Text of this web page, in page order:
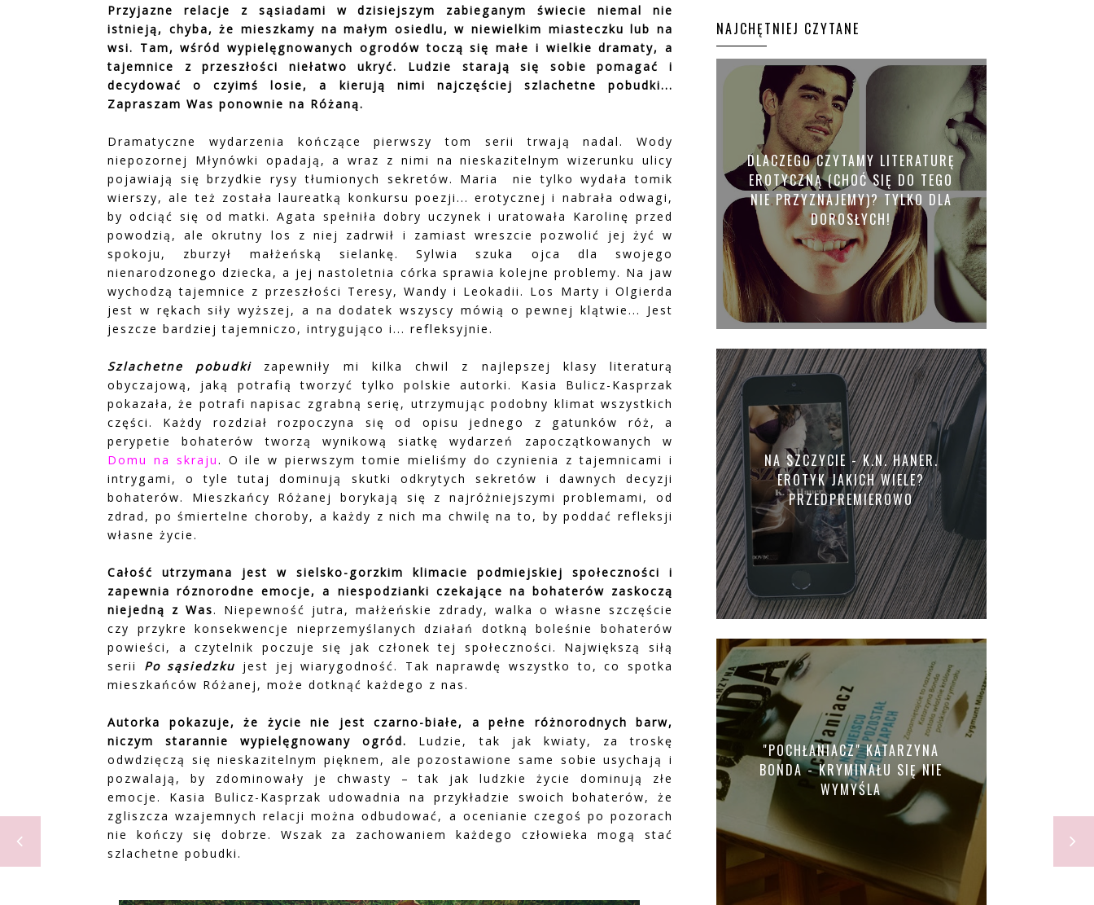
Przyjazne relacje z sąsiadami w dzisiejszym zabieganym świecie niemal nie
istnieją, chyba, że mieszkamy na małym osiedlu, w niewielkim miasteczku lub na
wsi. Tam, wśród wypielęgnowanych ogrodów toczą się małe i wielkie dramaty, a
tajemnice z przeszłości niełatwo ukryć. Ludzie starają się sobie pomagać i
decydować o czyimś losie, a kierują nimi najczęściej szlachetne pobudki...
Zapraszam Was ponownie na Różaną.
Dramatyczne wydarzenia kończące pierwszy tom serii trwają nadal. Wody
niepozornej Młynówki opadają, a wraz z nimi na nieskazitelnym wizerunku ulicy
pojawiają się brzydkie rysy tłumionych sekretów. Maria nie tylko wydała tomik
wierszy, ale też została laureatką konkursu poezji... erotycznej i nabrała odwagi,
by odciąć się od matki. Agata spełniła dobry uczynek i uratowała Karolinę przed
powodzią, ale okrutny los z niej zadrwił i zamiast wreszcie pozwolić jej żyć w
spokoju, zburzył małżeńską sielankę. Sylwia szuka ojca dla swojego
nienarodzonego dziecka, a jej nastoletnia córka sprawia kolejne problemy. Na jaw
wychodzą tajemnice z przeszłości Teresy, Wandy i Leokadii. Los Marty i Olgierda
jest w rękach siły wyższej, a na dodatek wszyscy mówią o pewnej klątwie... Jest
jeszcze bardziej tajemniczo, intrygująco i... refleksyjnie.
Szlachetne pobudki zapewniły mi kilka chwil z najlepszej klasy literaturą
obyczajową, jaką potrafią tworzyć tylko polskie autorki. Kasia Bulicz-Kasprzak
pokazała, że potrafi napisac zgrabną serię, utrzymując podobny klimat wszystkich
części. Każdy rozdział rozpoczyna się od opisu jednego z gatunków róż, a
perypetie bohaterów tworzą wynikową siatkę wydarzeń zapoczątkowanych w
Domu na skraju. O ile w pierwszym tomie mieliśmy do czynienia z tajemnicami i
intrygami, o tyle tutaj dominują skutki odkrytych sekretów i dawnych decyzji
bohaterów. Mieszkańcy Różanej borykają się z najróżniejszymi problemami, od
zdrad, po śmiertelne choroby, a każdy z nich ma chwilę na to, by poddać refleksji
własne życie.
Całość utrzymana jest w sielsko-gorzkim klimacie podmiejskiej społeczności i
zapewnia róznorodne emocje, a niespodzianki czekające na bohaterów zaskoczą
niejedną z Was. Niepewność jutra, małżeńskie zdrady, walka o własne szczęście
czy przykre konsekwencje nieprzemyślanych działań dotkną boleśnie bohaterów
powieści, a czytelnik poczuje się jak członek tej społeczności. Największą siłą
serii Po sąsiedzku jest jej wiarygodność. Tak naprawdę wszystko to, co spotka
mieszkańców Różanej, może dotknąć każdego z nas.
Autorka pokazuje, że życie nie jest czarno-białe, a pełne różnorodnych barw,
niczym starannie wypielęgnowany ogród.
Ludzie, tak jak kwiaty, za troskę
odwdzięczą się nieskazitelnym pięknem, ale pozostawione same sobie usychają i
pozwalają, by zdominowały je chwasty – tak jak ludzkie życie dominują złe
emocje. Kasia Bulicz-Kasprzak udowadnia na przykładzie swoich bohaterów, że
zgliszcza wzajemnych relacji można odbudować, a ocenianie czegoś po pozorach
nie kończy się dobrze. Wszak za zachowaniem każdego człowieka mogą stać
szlachetne pobudki.
NAJCHĘTNIEJ CZYTANE
DLACZEGO CZYTAMY LITERATURĘ
EROTYCZNĄ (CHOĆ SIĘ DO TEGO
NIE PRZYZNAJEMY)? TYLKO DLA
DOROSŁYCH!
NA SZCZYCIE - K.N. HANER.
EROTYK JAKICH WIELE?
PRZEDPREMIEROWO
"POCHŁANIACZ" KATARZYNA
BONDA - KRYMINAŁU SIĘ NIE
WYMYŚLA